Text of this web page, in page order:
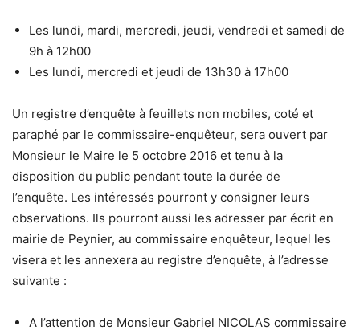
Les lundi, mardi, mercredi, jeudi, vendredi et samedi de
9h à 12h00
Les lundi, mercredi et jeudi de 13h30 à 17h00
Un registre d’enquête à feuillets non mobiles, coté et
paraphé par le commissaire-enquêteur, sera ouvert par
Monsieur le Maire le 5 octobre 2016 et tenu à la
disposition du public pendant toute la durée de
l’enquête. Les intéressés pourront y consigner leurs
observations. Ils pourront aussi les adresser par écrit en
mairie de Peynier, au commissaire enquêteur, lequel les
visera et les annexera au registre d’enquête, à l’adresse
suivante :
A l’attention de Monsieur Gabriel NICOLAS commissaire